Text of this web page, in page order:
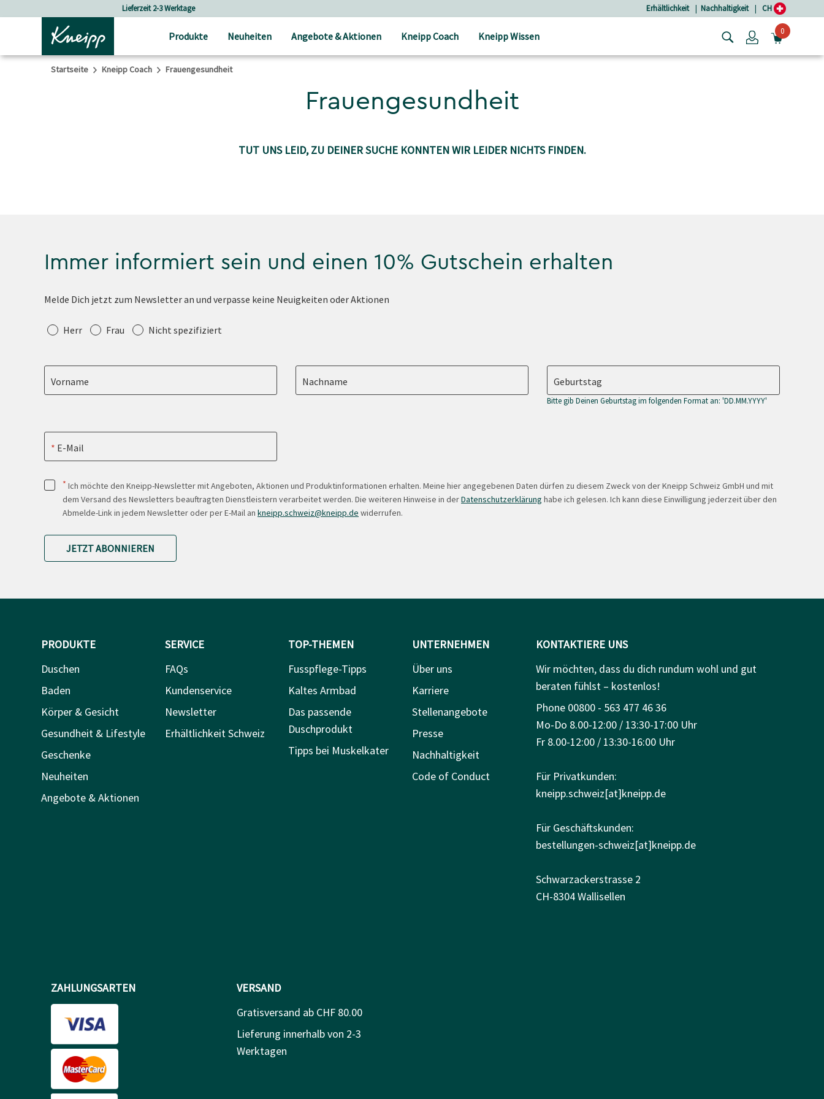
Lieferzeit 2-3 Werktage Erhältlichkeit | Nachhaltigkeit | CH
Produkte Neuheiten Angebote & Aktionen Kneipp Coach Kneipp Wissen Login0
Startseite Kneipp Coach Frauengesundheit
Frauengesundheit
TUT UNS LEID, ZU DEINER SUCHE KONNTEN WIR LEIDER NICHTS FINDEN.
Immer informiert sein und einen 10% Gutschein erhalten
Melde Dich jetzt zum Newsletter an und verpasse keine Neuigkeiten oder Aktionen
Anrede
Herr Frau Nicht spezifiziert
Vorname Nachname Geburtstag
Bitte gib Deinen Geburtstag im folgenden Format an: 'DD.MM.YYYY'
E-Mail
* Ich möchte den Kneipp-Newsletter mit Angeboten, Aktionen und Produktinformationen erhalten. Meine hier angegebenen Daten dürfen zu diesem Zweck von der Kneipp Schweiz GmbH und mit
dem Versand des Newsletters beauftragten Dienstleistern verarbeitet werden. Die weiteren Hinweise in derDatenschutzerklärung habe ich gelesen. Ich kann diese Einwilligung jederzeit über den
Abmelde-Link in jedem Newsletter oder per E-Mail an kneipp.schweiz@kneipp.de widerrufen.
JETZT ABONNIEREN
PRODUKTE
Duschen
Baden
Körper & Gesicht
Gesundheit & Lifestyle
Geschenke
Neuheiten
Angebote & Aktionen
SERVICE
FAQs
Kundenservice
Newsletter
Erhältlichkeit Schweiz
TOP-THEMEN
Fusspflege-Tipps
Kaltes Armbad
Das passende
Duschprodukt
Tipps bei Muskelkater
UNTERNEHMEN
Über uns
Karriere
Stellenangebote
Presse
Nachhaltigkeit
Code of Conduct
KONTAKTIERE UNS
Wir möchten, dass du dich rundum wohl und gut
beraten fühlst – kostenlos!
Phone 00800 - 563 477 46 36
Mo-Do 8.00-12:00 / 13:30-17:00 Uhr
Fr 8.00-12:00 / 13:30-16:00 Uhr
Für Privatkunden:
kneipp.schweiz[at]kneipp.de
Für Geschäftskunden:
bestellungen-schweiz[at]kneipp.de
Schwarzackerstrasse 2
CH-8304 Wallisellen
ZAHLUNGSARTEN
VERSAND
Gratisversand ab CHF 80.00
Lieferung innerhalb von 2-3
Werktagen